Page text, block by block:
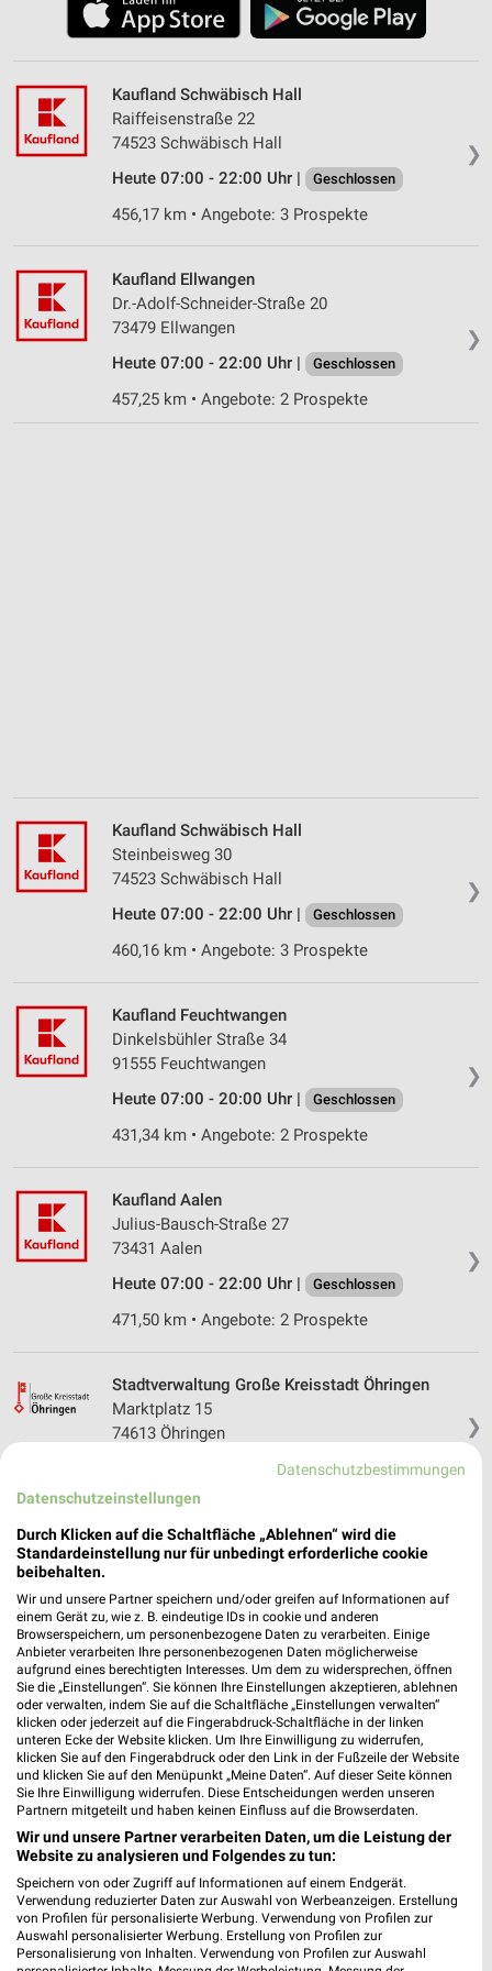
❯
Kaufland Schwäbisch Hall
Raiffeisenstraße 22
74523 Schwäbisch Hall
Heute 07:00 - 22:00 Uhr |
Geschlossen
456,17 km • Angebote: 3 Prospekte
❯
Kaufland Ellwangen
Dr.-Adolf-Schneider-Straße 20
73479 Ellwangen
Heute 07:00 - 22:00 Uhr |
Geschlossen
457,25 km • Angebote: 2 Prospekte
❯
Kaufland Schwäbisch Hall
Steinbeisweg 30
74523 Schwäbisch Hall
Heute 07:00 - 22:00 Uhr |
Geschlossen
460,16 km • Angebote: 3 Prospekte
❯
Kaufland Feuchtwangen
Dinkelsbühler Straße 34
91555 Feuchtwangen
Heute 07:00 - 20:00 Uhr |
Geschlossen
431,34 km • Angebote: 2 Prospekte
❯
Kaufland Aalen
Julius-Bausch-Straße 27
73431 Aalen
Heute 07:00 - 22:00 Uhr |
Geschlossen
471,50 km • Angebote: 2 Prospekte
❯
Stadtverwaltung Große Kreisstadt Öhringen
Marktplatz 15
74613 Öhringen
KissSalis Therme - Kannewischer Collection
Bad Kissingen
97688 Bad Kissingen
Heute 09:00 - 19:00 Uhr | Geschlossen
347,85 km
Friedrichsbad - Kannewischer Collection Baden-
Baden
Römerplatz 1
76530 Baden-Baden
Heute 09:00 - 22:00 Uhr | Geschlossen
553,84 km
Caracalla Therme - Kannewischer Collection
Datenschutzbestimmungen
Datenschutzeinstellungen
Durch Klicken auf die Schaltfläche „Ablehnen“ wird die
Standardeinstellung nur für unbedingt erforderliche cookie
beibehalten.
Wir und unsere Partner speichern und/oder greifen auf Informationen auf
einem Gerät zu, wie z. B. eindeutige IDs in cookie und anderen
Browserspeichern, um personenbezogene Daten zu verarbeiten. Einige
Anbieter verarbeiten Ihre personenbezogenen Daten möglicherweise
aufgrund eines berechtigten Interesses. Um dem zu widersprechen, öffnen
Sie die „Einstellungen“. Sie können Ihre Einstellungen akzeptieren, ablehnen
oder verwalten, indem Sie auf die Schaltfläche „Einstellungen verwalten“
klicken oder jederzeit auf die Fingerabdruck-Schaltfläche in der linken
unteren Ecke der Website klicken. Um Ihre Einwilligung zu widerrufen,
klicken Sie auf den Fingerabdruck oder den Link in der Fußzeile der Website
und klicken Sie auf den Menüpunkt „Meine Daten“. Auf dieser Seite können
Sie Ihre Einwilligung widerrufen. Diese Entscheidungen werden unseren
Partnern mitgeteilt und haben keinen Einfluss auf die Browserdaten.
Wir und unsere Partner verarbeiten Daten, um die Leistung der
Website zu analysieren und Folgendes zu tun:
Speichern von oder Zugriff auf Informationen auf einem Endgerät.
Verwendung reduzierter Daten zur Auswahl von Werbeanzeigen. Erstellung
von Profilen für personalisierte Werbung. Verwendung von Profilen zur
Auswahl personalisierter Werbung. Erstellung von Profilen zur
Personalisierung von Inhalten. Verwendung von Profilen zur Auswahl